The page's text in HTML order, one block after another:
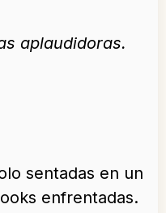
aplaudidoras.
sentadas en un
enfrentadas.